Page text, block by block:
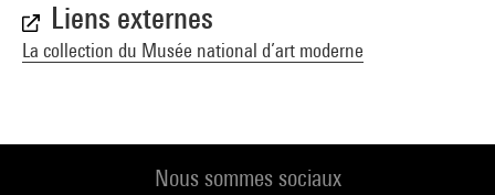
Liens externes
La collection du Musée national d’art moderne
Nous sommes sociaux